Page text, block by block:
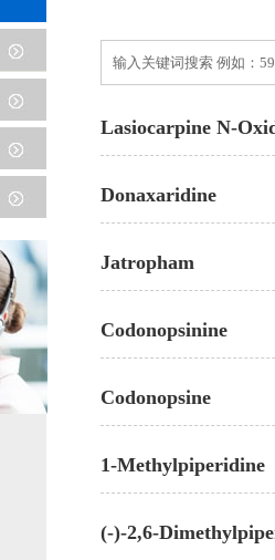
Lasiocarpine N-
Donaxaridine
Jatropham
Codonopsinine
Codonopsine
1-Methylpiperidine
(-)-2,6-